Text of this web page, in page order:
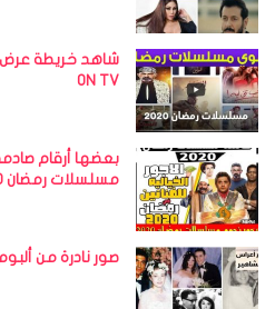
شاهد خريطة
ON TV
بعضها أرقام
مسلسلات رمضان 2020
صور نادرة من